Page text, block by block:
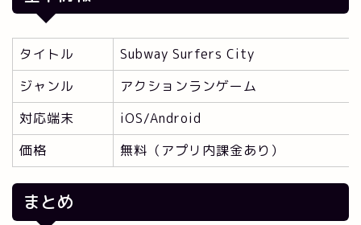
タイトル
Subway Surfers City
ジャンル
アクションランゲーム
対応端末
iOS/Android
価格
無料（アプリ内課金あり）
まとめ